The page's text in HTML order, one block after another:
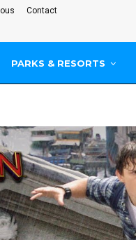
Contact
PARKS & RESORTS